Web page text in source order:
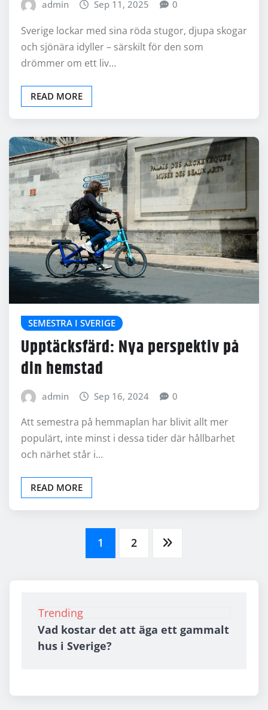
admin Sep 11, 2025 0
Sverige lockar med sina röda stugor, djupa skogar
och sjönära idyller – särskilt för den som
drömmer om ett liv…
READ MORE
SEMESTRA I SVERIGE
Upptäcksfärd: Nya perspektiv på
din hemstad
admin Sep 16, 2024 0
Att semestra på hemmaplan har blivit allt mer
populärt, inte minst i dessa tider där hållbarhet
och närhet står i…
READ MORE
1 2
Trending
Vad kostar det att äga ett gammalt
hus i Sverige?